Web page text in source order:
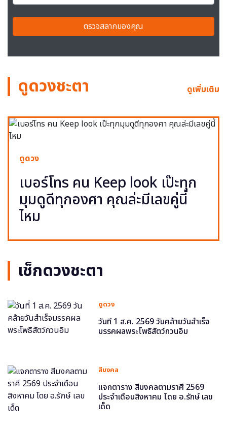
ตรวจสลากของคุณ
ดูดวงชะตา ดูเพิ่มเติม
ดูดวง
เบอร์โทร คน Keep look เป๊ะทุก
มุมดูดีทุกองศา คุณล่ะมีเลขคู่นี้
ไหม
เช็กดวงชะตา
ดูดวง
วันที่ 1 ส.ค. 2569 วันคล้ายวันสำเร็จ
มรรคผลพระโพธิสัตว์กวนอิม
สีมงคล
แจกตาราง สีมงคลตามราศี 2569
ประจำเดือนสิงหาคม โดย อ.รักษ์ เลข
เด็ด